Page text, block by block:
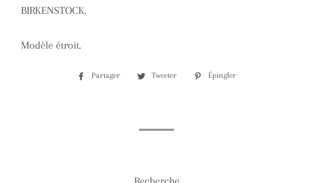
BIRKENSTOCK.
Modèle étroit.
Partager
PartagerTweeter
Tweeter Épingler